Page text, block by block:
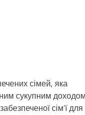
сімей, яка
сукупним
сім’ї для